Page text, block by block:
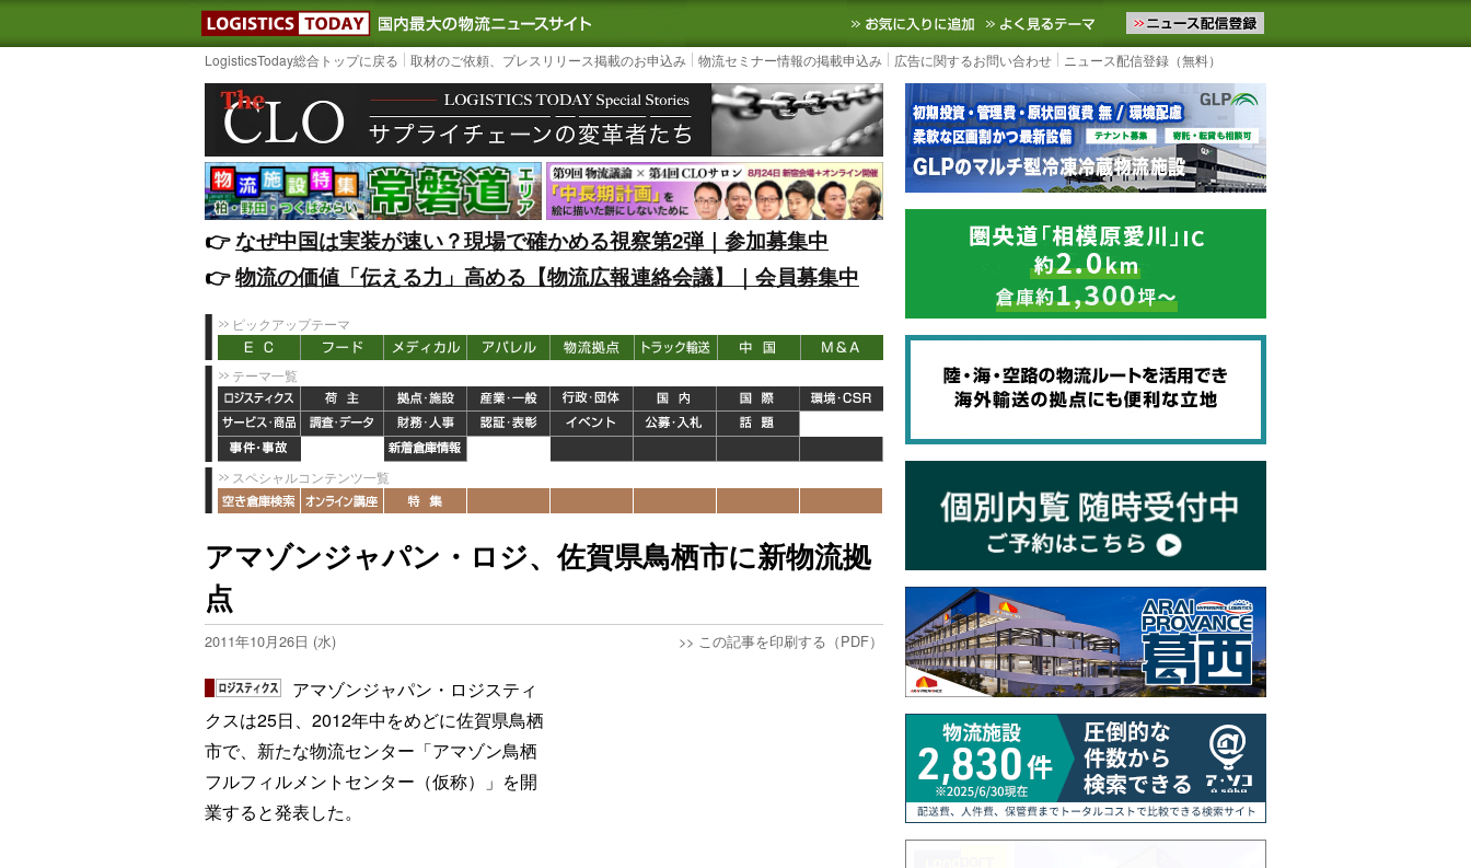
LOGISTICS TODAY｜国内最大の物流ニュースサイト3PL, SCMなど国内外の最新の物流ニュースをお届けします。物流ニュースメール配信を登録す
お気に入りに追加 よく見るテーマ
LogisticsToday総合トップに戻る 取材のご依頼、プレスリリース掲載のお申込み 物流セミナー情報の掲載申込み 広告に関するお問い合わせ ニュース配信登録（無料）
👉️なぜ中国は実装が速い？現場で確かめる視察第2弾｜参加募集中
👉️物流の価値「伝える力」高める【物流広報連絡会議】｜会員募集中
ピックアップテーマ
テーマ一覧
スペシャルコンテンツ一覧
アマゾンジャパン・ロジ、佐賀県鳥栖市に新物流拠
点
2011年10月26日 (水) >> この記事を印刷する（PDF）
アマゾンジャパン・ロジスティ
クスは25日、2012年中をめどに佐賀県鳥栖
市で、新たな物流センター「アマゾン鳥栖
フルフィルメントセンター（仮称）」を開
業すると発表した。